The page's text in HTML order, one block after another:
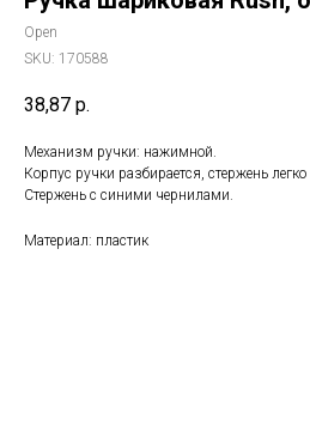
Open
SKU: 170588
38,87 р.
Механизм ручки: нажимной.
Корпус ручки разбирается, стержень
Стержень с синими чернилами.
Материал: пластик